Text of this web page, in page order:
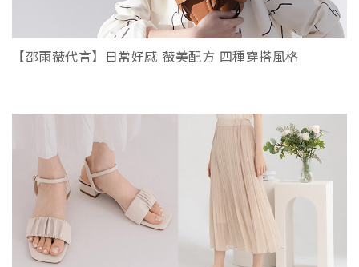
【邵雨薇代言】日常好感 薇美配方 四種穿搭風格